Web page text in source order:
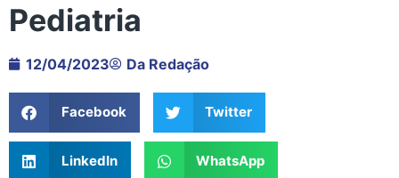
Pediatria
12/04/2023 Da Redação
Facebook Twitter
LinkedIn WhatsApp